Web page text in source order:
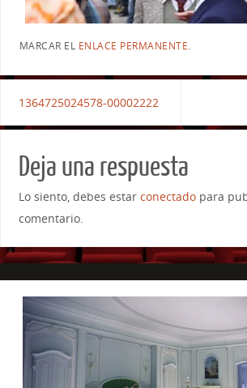
MARCAR EL ENLACE PERMANENTE.
1364725024578-00002222
Deja una respuesta
Lo siento, debes estar conectadopara
comentario.